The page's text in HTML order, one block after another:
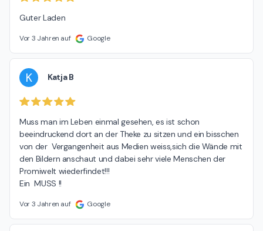
Guter Laden
Vor 3 Jahren auf Google
K Katja B
Muss man im Leben einmal gesehen, es ist schon
beeindruckend dort an der Theke zu sitzen und ein bisschen
von der  Vergangenheit aus Medien weiss,sich die Wände mit
den Bildern anschaut und dabei sehr viele Menschen der
Promiwelt wiederfindet!!!
Ein  MUSS !!
Vor 3 Jahren auf Google